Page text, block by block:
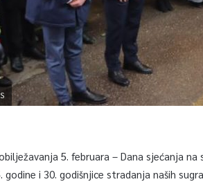
5. februara – Dana sjećanja
godine i 30. godišnjice stradanja naših